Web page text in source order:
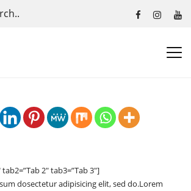
2″ tab3=”Tab 3″]
dosectetur adipisicing elit, sed do.Lorem